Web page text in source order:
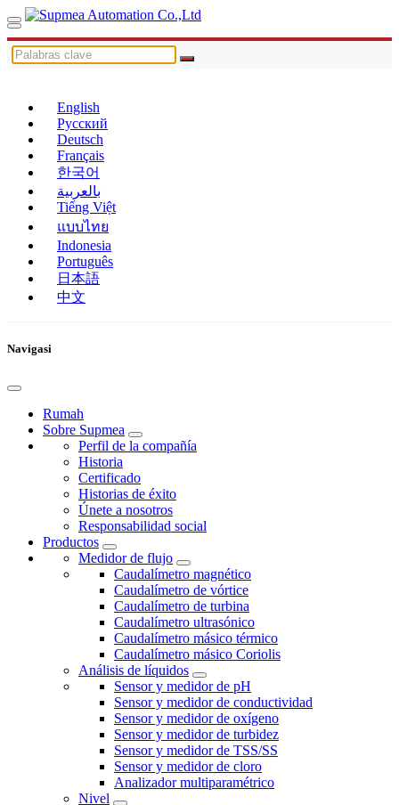
English
Русский
Deutsch
Français
한국어
بالعربية
Tiếng Việt
แบบไทย
Indonesia
Português
日本語
中文
Navigasi
Rumah
Sobre Supmea
Perfil de la compañía
Historia
Certificado
Historias de éxito
Únete a nosotros
Responsabilidad social
Productos
Medidor de flujo
Caudalímetro magnético
Caudalímetro de vórtice
Caudalímetro de turbina
Caudalímetro ultrasónico
Caudalímetro másico térmico
Caudalímetro másico Coriolis
Análisis de líquidos
Sensor y medidor de pH
Sensor y medidor de conductividad
Sensor y medidor de oxígeno
Sensor y medidor de turbidez
Sensor y medidor de TSS/SS
Sensor y medidor de cloro
Analizador multiparamétrico
Nivel